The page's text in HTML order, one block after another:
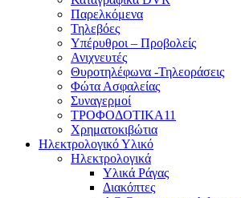
Παρελκόμενα
Τηλεβόες
Υπέρυθροι – Προβολείς
Ανιχνευτές
Θυροτηλέφωνα -Τηλεοράσεις
Φώτα Ασφαλείας
Συναγερμοί
ΤΡΟΦΟΔΟΤΙΚΑ11
Χρηματοκιβώτια
Ηλεκτρολογικό Υλικό
Ηλεκτρολογικά
Υλικά Ράγας
Διακόπτες